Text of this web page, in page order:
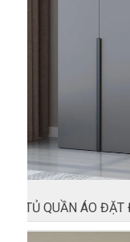
TỦ QUẦN ÁO ĐẶT